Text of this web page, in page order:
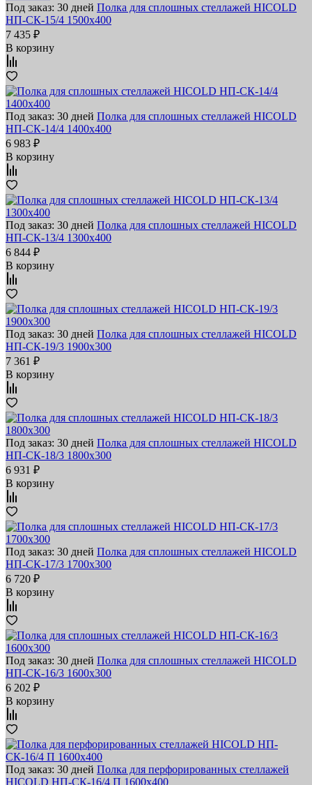
Под заказ: 30 дней Полка для сплошных стеллажей HICOLD
НП-СК-15/4 1500х400
7 435 ₽
В корзину
Под заказ: 30 дней Полка для сплошных стеллажей HICOLD
НП-СК-14/4 1400х400
6 983 ₽
В корзину
Под заказ: 30 дней Полка для сплошных стеллажей HICOLD
НП-СК-13/4 1300х400
6 844 ₽
В корзину
Под заказ: 30 дней Полка для сплошных стеллажей HICOLD
НП-СК-19/3 1900х300
7 361 ₽
В корзину
Под заказ: 30 дней Полка для сплошных стеллажей HICOLD
НП-СК-18/3 1800х300
6 931 ₽
В корзину
Под заказ: 30 дней Полка для сплошных стеллажей HICOLD
НП-СК-17/3 1700х300
6 720 ₽
В корзину
Под заказ: 30 дней Полка для сплошных стеллажей HICOLD
НП-СК-16/3 1600х300
6 202 ₽
В корзину
Под заказ: 30 дней Полка для перфорированных стеллажей
HICOLD НП-СК-16/4 П 1600х400